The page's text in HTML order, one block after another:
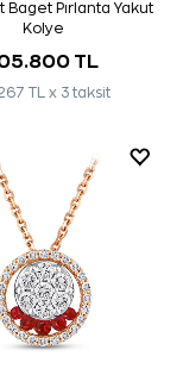
Baget Pırlanta Yakut
Kolye
TL
TL x 3 taksit